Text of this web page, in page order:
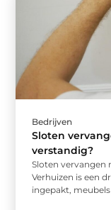
Bedrijven
Sloten
verstandig?
Sloten vervangen
Verhuizen is een
ingepakt,